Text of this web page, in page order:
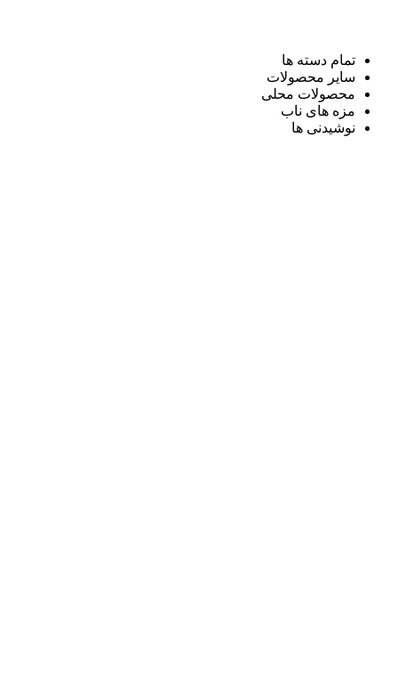
تمام دسته ها
سایر محصولات
محصولات محلی
مزه های ناب
نوشیدنی ها